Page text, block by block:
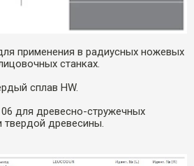
применения в радиусных ножевых
станках.
сплав HW.
для древесно-стружечных
твердой древесины.